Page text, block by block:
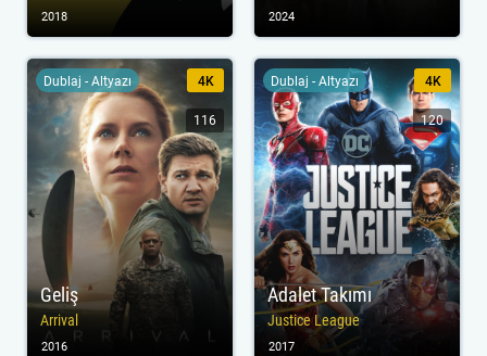
2018 2024
Geliş
Arrival
Dublaj - Altyazı 4K
116
2016
Adalet Takımı
Justice League
Dublaj - Altyazı 4K
120
2017